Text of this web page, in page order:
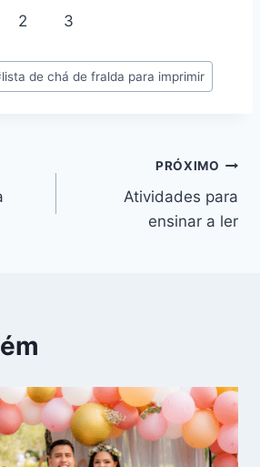
2 3
lista de chá de fralda para imprimir
PRÓXIMO
Atividades para
ensinar a ler